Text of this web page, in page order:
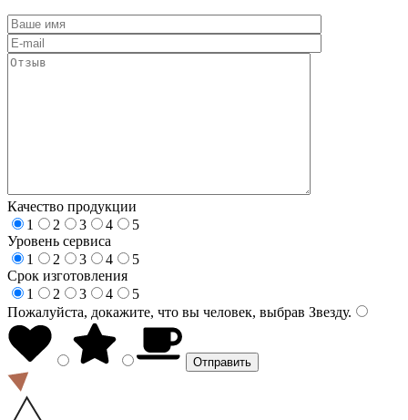
Качество продукции
1
2 3 4
5
Уровень сервиса
1
2 3 4
5
Срок изготовления
1
2 3 4
5
Пожалуйста, докажите, что вы человек, выбрав Звезду.